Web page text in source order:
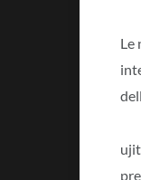
Le